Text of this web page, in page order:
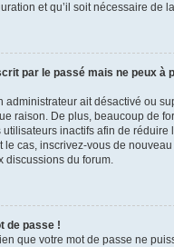
et qu’il soit nécessaire de
par le passé mais ne peux à
administrateur ait désactivé ou
raison. De plus, beaucoup de
inactifs afin de réduire
le cas, inscrivez-vous de
discussions du forum.
de passe !
que votre mot de passe ne